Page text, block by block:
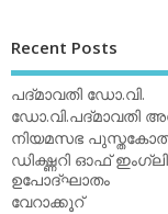
Recent Posts
പദ്മാവതി ഡോ.വി.
ഡോ.വി.പദ്മാവതി
നിയമസഭ
ഡിക്ഷ്ണറി ഓഫ്
ഉപോദ്ഘാതം
വേറാക്കൂറ്